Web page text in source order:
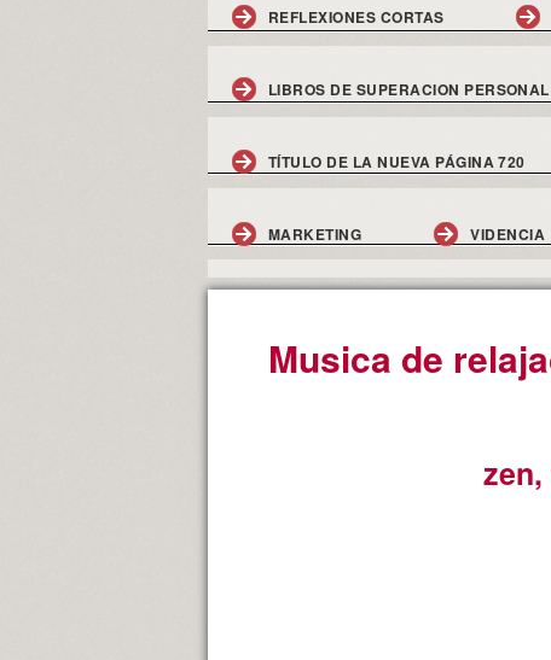
REFLEXIONES CORTAS
LIBROS DE SUPERACION PERSONAL
TÍTULO DE LA NUEVA PÁGINA 720
MARKETING VIDENCIA
Musica de